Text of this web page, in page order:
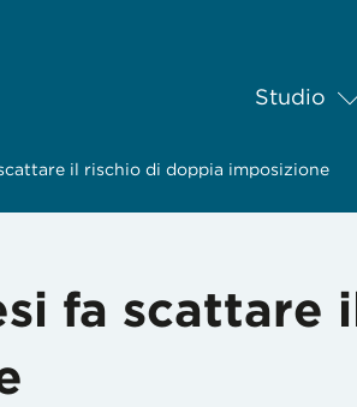
Studio
il rischio di doppia imposizione
fa scattare